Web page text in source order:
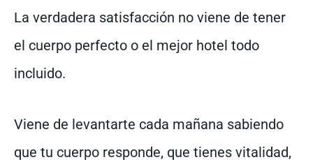
La verdadera satisfacción no viene de tener
el cuerpo perfecto o el mejor hotel todo
incluido.
Viene de levantarte cada mañana sabiendo
que tu cuerpo responde, que tienes vitalidad,